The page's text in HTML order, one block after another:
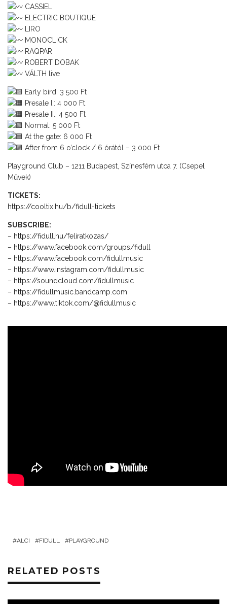
CASSIEL
ELECTRIC BOUTIQUE
LIRO
MONOCLICK
RAQPAR
ROBERT DOBAK
VÄLTH live
Early bird: 3 500 Ft
Presale I.: 4 000 Ft
Presale II.: 4 500 Ft
Normal: 5 000 Ft
At the gate: 6 000 Ft
After from 6 o’clock / 6 órától – 3 000 Ft
Playground Club – 1211 Budapest, Színesfém utca 7. (Csepel
Művek)
TICKETS:
https://cooltix.hu/b/fidull-tickets
SUBSCRIBE:
– https://fidull.hu/feliratkozas/
– https://www.facebook.com/groups/fidull
– https://www.facebook.com/fidullmusic
– https://www.instagram.com/fidullmusic
– https://soundcloud.com/fidullmusic
– https://fidullmusic.bandcamp.com
– https://www.tiktok.com/@fidullmusic
ALCI FIDULL PLAYGROUND
RELATED POSTS